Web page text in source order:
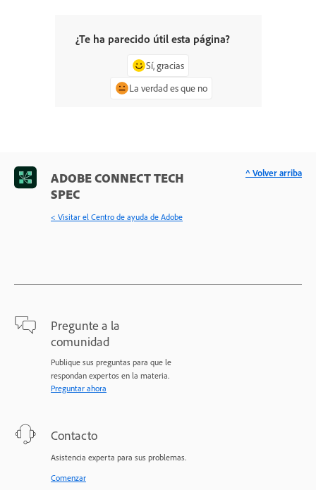
¿Te ha parecido útil esta página?
Sí, gracias
La verdad es que no
ADOBE CONNECT TECH
SPEC
< Visitar el Centro de ayuda de Adobe
Pregunte a la
comunidad
Publique sus preguntas para que le
respondan expertos en la materia.
Preguntar ahora
Contacto
Asistencia experta para sus problemas.
Comenzar
^ Volver arriba